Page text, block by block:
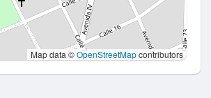
Map data ©OpenStreetMapcontributors